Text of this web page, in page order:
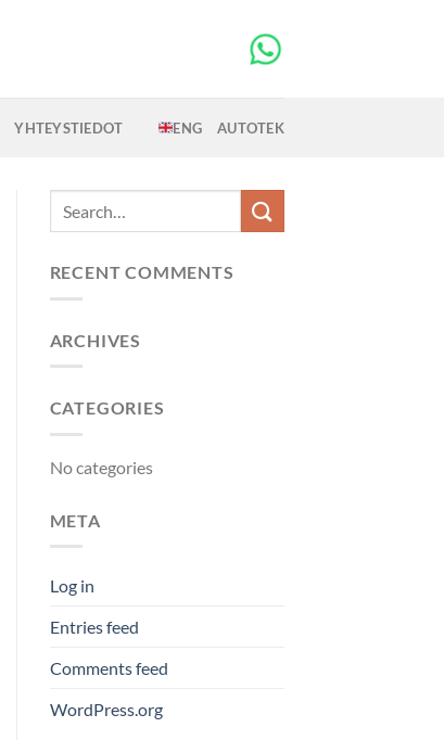
YHTEYSTIEDOT ENG AUTOTEK
RECENT COMMENTS
ARCHIVES
CATEGORIES
No categories
META
Log in
Entries feed
Comments feed
WordPress.org